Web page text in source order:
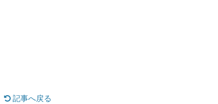
記事へ戻る